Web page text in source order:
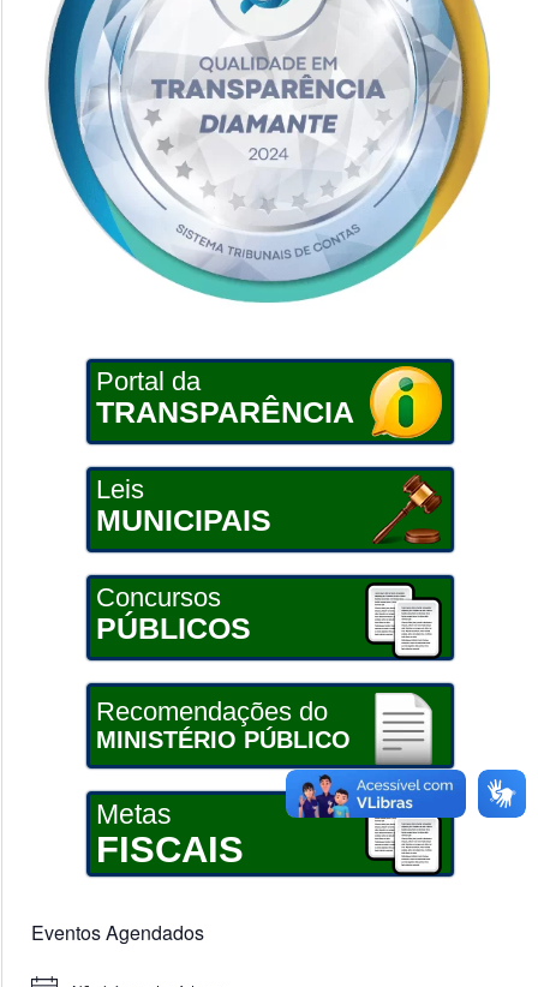
Portal da
TRANSPARÊNCIA
Leis
MUNICIPAIS
Concursos
PÚBLICOS
Recomendações do
MINISTÉRIO PÚBLICO
Metas
FISCAIS
Eventos Agendados